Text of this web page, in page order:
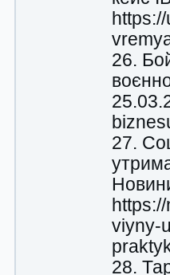
26.
27.
viyny-
28.